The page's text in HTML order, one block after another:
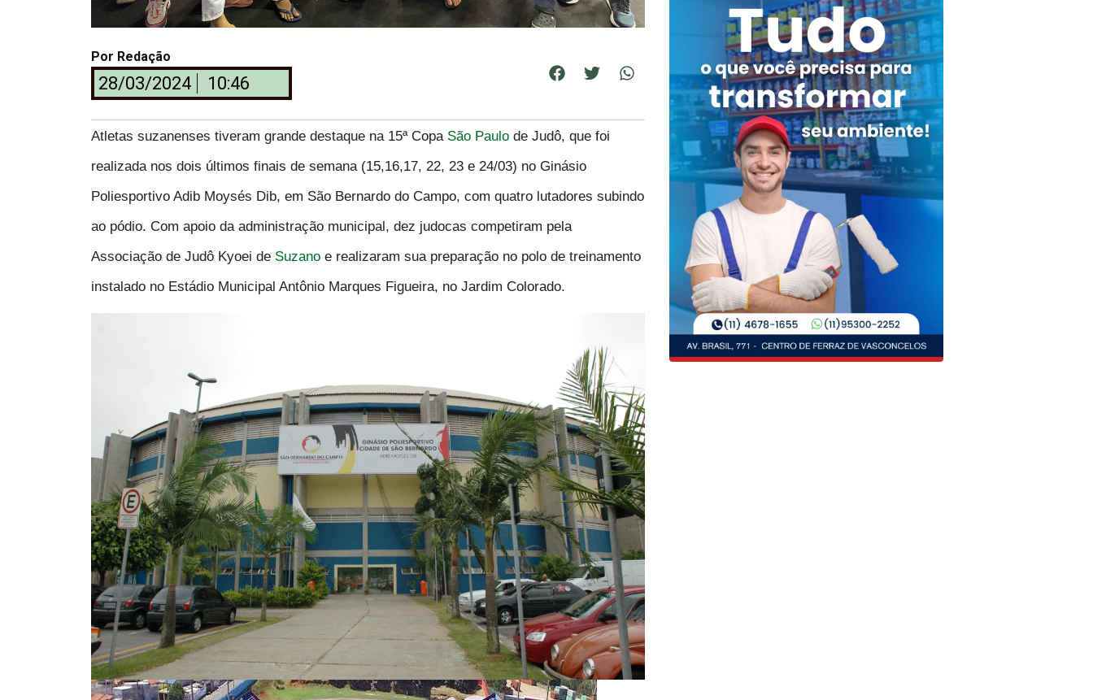
Por Redação
28/03/2024 10:46
Atletas suzanenses tiveram grande destaque na 15ª Copa São Paulo de Judô, que foi
realizada nos dois últimos finais de semana (15,16,17, 22, 23 e 24/03) no Ginásio
Poliesportivo Adib Moysés Dib, em São Bernardo do Campo, com quatro lutadores subindo
ao pódio. Com apoio da administração municipal, dez judocas competiram pela
Associação de Judô Kyoei de Suzano e realizaram sua preparação no polo de treinamento
instalado no Estádio Municipal Antônio Marques Figueira, no Jardim Colorado.